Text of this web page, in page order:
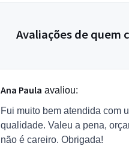
Avaliações de quem
Ana Paula avaliou:
Fui muito bem atendida com
qualidade. Valeu a pena,
não é careiro. Obrigada!